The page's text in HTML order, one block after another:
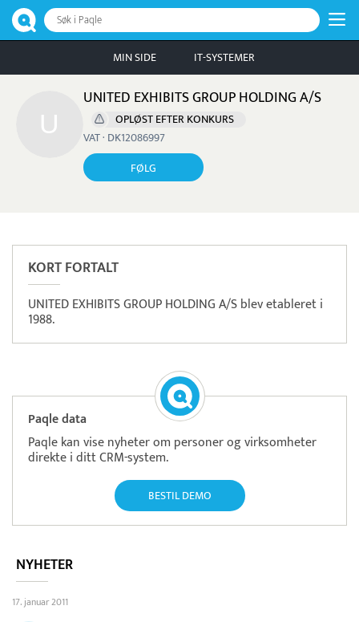
Søk i Paqle
MIN SIDE IT-SYSTEMER
UNITED EXHIBITS GROUP HOLDING A/S
OPLØST EFTER KONKURS
VAT · DK12086997
FØLG
KORT FORTALT
UNITED EXHIBITS GROUP HOLDING A/S blev etableret i
1988.
Paqle data
Paqle kan vise nyheter om personer og virksomheter
direkte i ditt CRM-system.
BESTIL DEMO
NYHETER
17. januar 2011